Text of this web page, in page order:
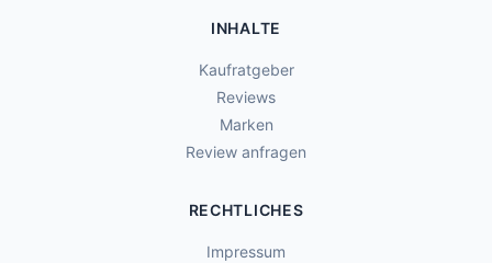
INHALTE
Kaufratgeber
Reviews
Marken
Review anfragen
RECHTLICHES
Impressum